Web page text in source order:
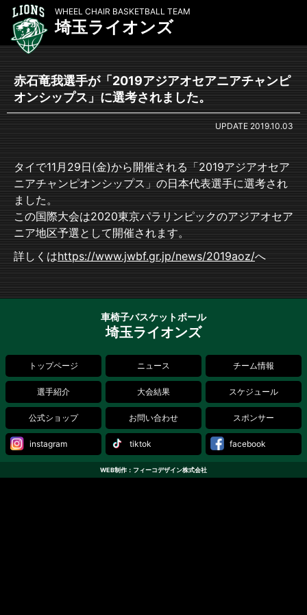
WHEEL CHAIR BASKETBALL TEAM
埼玉ライオンズ
赤石竜我選手が「2019アジアオセアニアチャンピ
オンシップス」に選考されました。
UPDATE2019.10.03
タイで11月29日(金)から開催される「2019アジアオセア
ニアチャンピオンシップス」の日本代表選手に選考され
ました。
この国際大会は2020東京パラリンピックのアジアオセア
ニア地区予選として開催されます。
詳しくはhttps://www.jwbf.gr.jp/news/2019aoz/へ
車椅子バスケットボール
埼玉ライオンズ
トップページ ニュース チーム情報
選手紹介 大会結果 スケジュール
公式ショップ お問い合わせ スポンサー
instagram tiktok facebook
WEB制作：フィーコデザイン株式会社